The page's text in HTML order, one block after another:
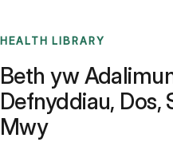
HEALTH LIBRARY
Beth yw
Defnyddiau,
Mwy